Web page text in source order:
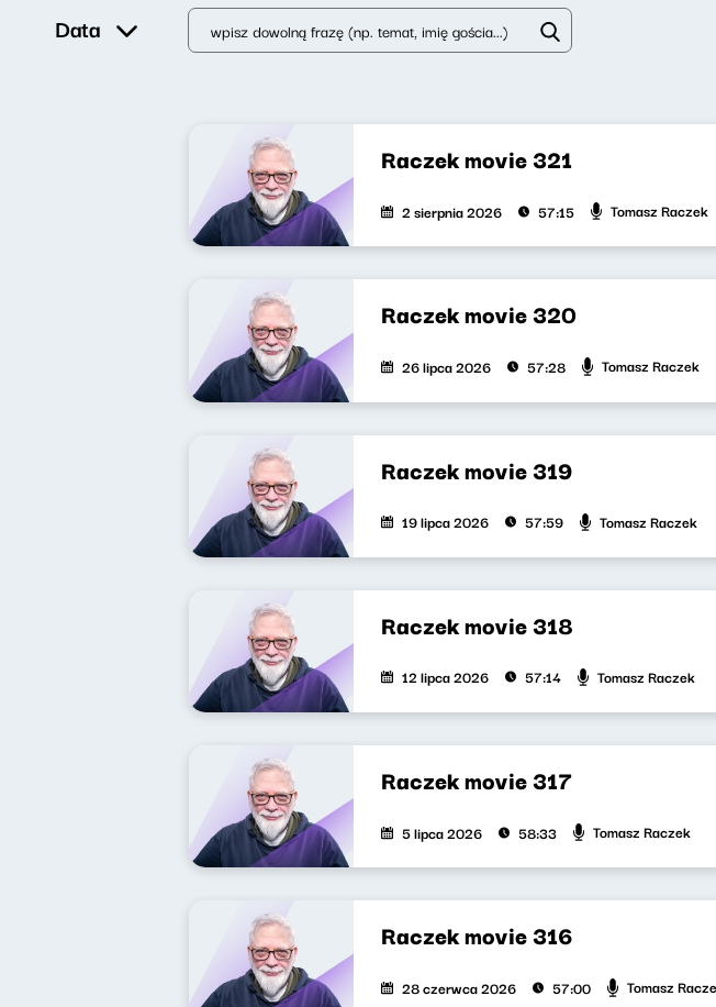
Data
Raczek movie 321
2 sierpnia 2026 57:15 Tomasz Raczek
Raczek movie 320
26 lipca 2026 57:28 Tomasz Raczek
Raczek movie 319
19 lipca 2026 57:59 Tomasz Raczek
Raczek movie 318
12 lipca 2026 57:14 Tomasz Raczek
Raczek movie 317
5 lipca 2026 58:33 Tomasz Raczek
Raczek movie 316
28 czerwca 2026 57:00 Tomasz